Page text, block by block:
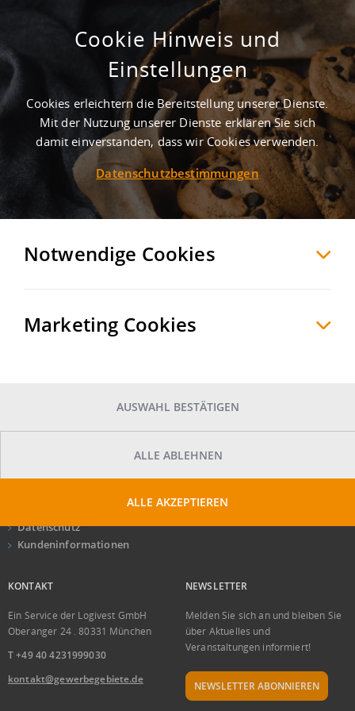
Gewerbegebiete.de | Gewerbegebiete
- Ansiedlungsplattform
Ein Warenwirtschaftssystem ist ein computergestütztes Modell zur
Abbildung und Verarbeitung von Warenströmen und ein wichtiger Teil
der Intralogistik.
Die Funktionen des Warenwirtschaftssystems sind:
Einkaufs- und Verkaufsverwaltung
Lagerhaltung und -wirtschaft
Supply Chain Management
Supply Chain
Datenschutz
Kundeninformationen
Newsletter
KONTAKT
Ein Service der Logivest GmbH
Oberanger 24 . 80331 München
T +49 40 4231999030
kontakt@gewerbegebiete.de
NEWSLETTER
Melden Sie sich an und bleiben Sie
über Aktuelles und
Veranstaltungen informiert!
NEWSLETTER ABONNIEREN
Cookie Hinweis und
Einstellungen
Cookies erleichtern die Bereitstellung unserer Dienste.
Mit der Nutzung unserer Dienste erklären Sie sich
damit einverstanden, dass wir Cookies verwenden.
Datenschutzbestimmungen
Notwendige Cookies
Marketing Cookies
AUSWAHL BESTÄTIGEN
ALLE ABLEHNEN
ALLE AKZEPTIEREN